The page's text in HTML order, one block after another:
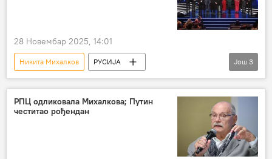
28 Новембар 2025, 14:01
Никита Михалков
РУСИЈА
Русија – друштво
филм награда
Још 3
РПЦ одликовала Михалкова; Путин
честитао рођендан